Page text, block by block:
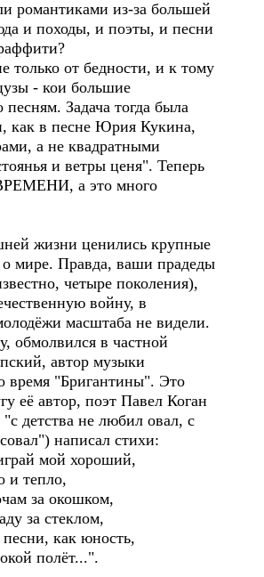
романтиками из-за большей
и походы, и поэты, и песни
только от бедности, и к тому
- кои большие
Задача тогда была
как в песне Юрия Кукина,
а не квадратными
и ветры ценя". Теперь
а это много
жизни ценились крупные
мире. Правда, ваши прадеды
четыре поколения),
войну, в
масштаба не видели.
обмолвился в частной
автор музыки
время "Бригантины". Это
её автор, поэт Павел Коган
детства не любил овал, с
написал стихи:
мой хороший,
и тепло,
за окошком,
за стеклом,
как юность,
полёт...".